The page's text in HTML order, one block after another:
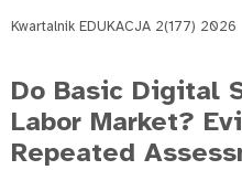
Kwartalnik EDUKACJA 2(177) 2026
Do Basic Digital
Labor Market?
Repeated